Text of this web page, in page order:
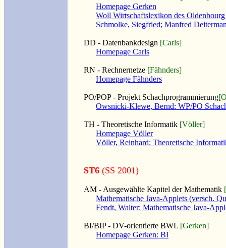
Homepage Gerken
Woll Wirtschaftslexikon des
Schmolke, Siegfried; Manfred
DD - Datenbankdesign [Carls]
Homepage Carls
RN - Rechnernetze [Fähnders]
Homepage Fähnders
PO/POP - Projekt Schachprogrammierung
Owsnicki-Klewe, Bernd: WP/PO
TH - Theoretische Informatik [Völler]
Homepage Völler
Völler, Reinhard: Theoretische
ST6 (SS 2001)
AM - Ausgewählte Kapitel der Mathematik
Mathematische Java-Applets (versch.
Fendt, Walter: Mathematische Java-
BI/BIP - DV-orientierte BWL [Gerken]
Homepage Gerken: BI